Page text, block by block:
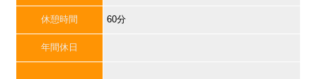
休憩時間 60分
年間休日